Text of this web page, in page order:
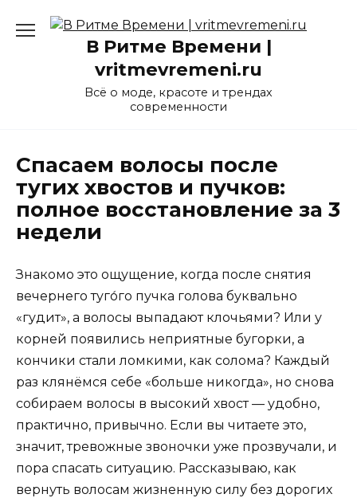
В Ритме Времени |
vritmevremeni.ru
Всё о моде, красоте и трендах
современности
Спасаем волосы после
тугих хвостов и пучков:
полное восстановление за 3
недели
Знакомо это ощущение, когда после снятия
вечернего туго́го пучка голова буквально
«гудит», а волосы выпадают клочьями? Или у
корней появились неприятные бугорки, а
кончики стали ломкими, как солома? Каждый
раз клянёмся себе «больше никогда», но снова
собираем волосы в высокий хвост — удобно,
практично, привычно. Если вы читаете это,
значит, тревожные звоночки уже прозвучали, и
пора спасать ситуацию. Рассказываю, как
вернуть волосам жизненную силу без дорогих